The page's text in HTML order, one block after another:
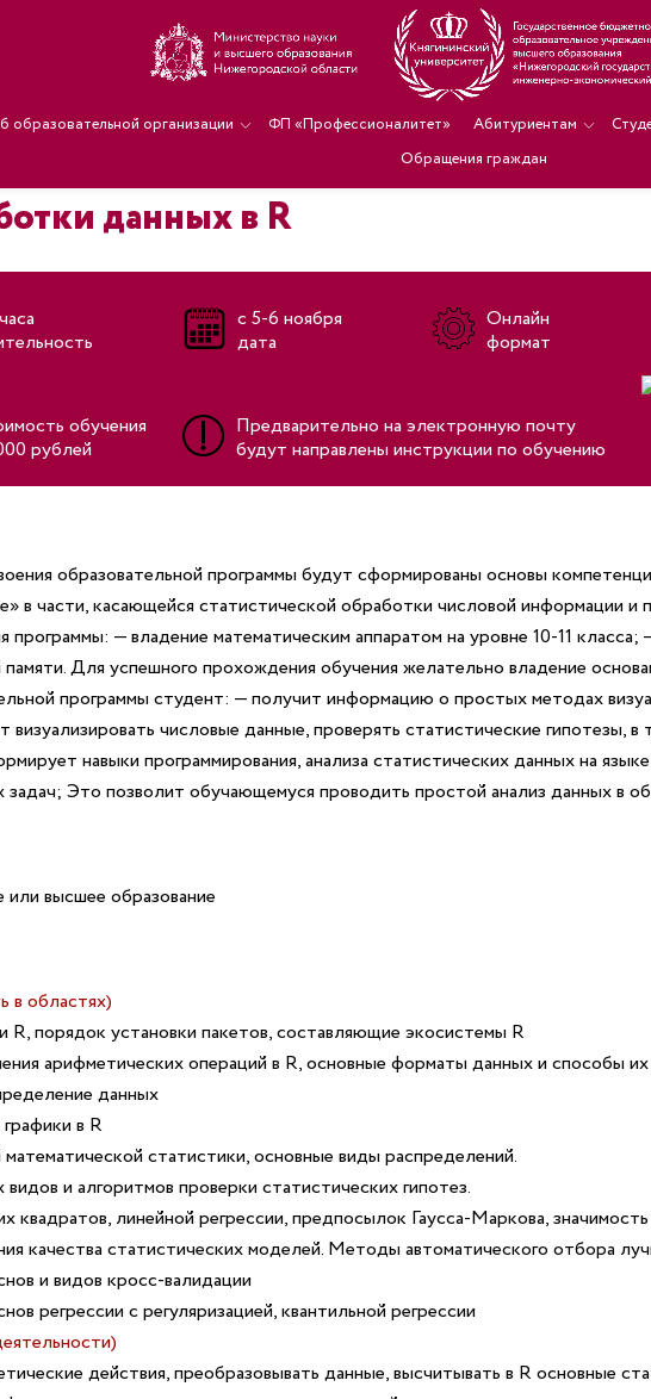
образовательной организации ФП «Профессионалитет» Абитуриентам
Обращения граждан
данных в R
с 5-6 ноября
дата
Онлайн
формат
обучения
рублей
Предварительно на электронную почту
будут направлены инструкции по обучению
образовательной программы будут сформированы основы
в части, касающейся статистической обработки числовой информации и
программы: — владение математическим аппаратом на уровне 10-11 класса;
Для успешного прохождения обучения желательно владение
программы студент: — получит информацию о простых методах
визуализировать числовые данные, проверять статистические гипотезы,
навыки программирования, анализа статистических данных на
Это позволит обучающемуся проводить простой анализ данных в
высшее образование
в областях)
R, порядок установки пакетов, составляющие экосистемы R
арифметических операций в R, основные форматы данных и способы
данных
в R
статистики, основные виды распределений.
и алгоритмов проверки статистических гипотез.
квадратов, линейной регрессии, предпосылок Гаусса-Маркова,
качества статистических моделей. Методы автоматического отбора
и видов кросс-валидации
регрессии с регуляризацией, квантильной регрессии
действия, преобразовывать данные, высчитывать в R основные